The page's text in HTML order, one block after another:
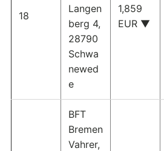
18
Langen
berg 4,
28790
Schwa
newed
e
1,859
EUR ▼
BFT
Bremen
Vahrer,